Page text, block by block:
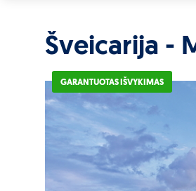
Šveicarija -
GARANTUOTAS IŠVYKIMAS